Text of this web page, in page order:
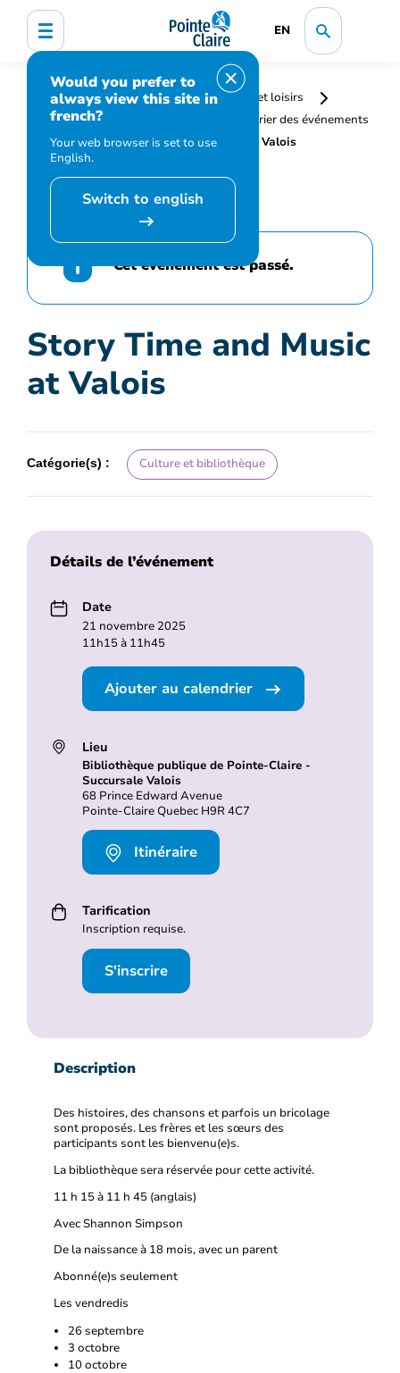
EN
Would you prefer to
always view this site in
french?
Your web browser is set to use
English.
Switch to english
Accueil
Bibliothèque, culture, sports et loisirs
Programmation et inscription
Calendrier des événements
et activités
Story Time and Music at Valois
Cet événement est passé.
Story Time and Music
at Valois
Catégorie(s) : Culture et bibliothèque
Détails de l’événement
Date
21 novembre 2025
11h15 à 11h45
Ajouter au calendrier
Lieu
Bibliothèque publique de Pointe-Claire -
Succursale Valois
68 Prince Edward Avenue
Pointe-Claire Quebec H9R 4C7
Itinéraire
Tarification
Inscription requise.
S'inscrire
Description
Des histoires, des chansons et parfois un bricolage
sont proposés. Les frères et les sœurs des
participants sont les bienvenu(e)s.
La bibliothèque sera réservée pour cette activité.
11 h 15 à 11 h 45 (anglais)
Avec Shannon Simpson
De la naissance à 18 mois, avec un parent
Abonné(e)s seulement
Les vendredis
26 septembre
3 octobre
10 octobre